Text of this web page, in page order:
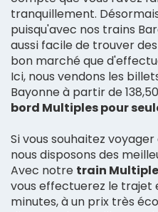
tranquillement.
puisqu'avec nos trains
aussi facile de trouver
bon marché que
Ici, nous vendons les
Bayonne à partir de
bord Multiples pour
Si vous souhaitez
nous disposons des
Avec notre train
vous effectuerez le trajet
minutes, à un prix très